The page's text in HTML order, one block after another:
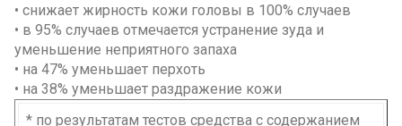
• снижает жирность кожи головы в 100% случаев
• в 95% случаев отмечается устранение зуда и
уменьшение неприятного запаха
• на 47% уменьшает перхоть
• на 38% уменьшает раздражение кожи
* по результатам тестов средства с содержанием